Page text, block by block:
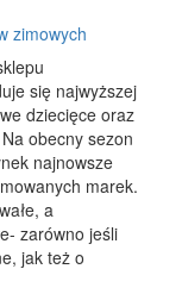
zimowych
się najwyższej
dziecięce oraz
obecny sezon
najnowsze
marek.
a
zarówno jeśli
jak też o